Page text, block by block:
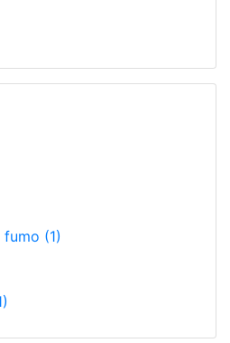
fumo (1)